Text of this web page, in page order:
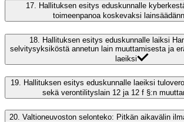
17.
Hallituksen esitys eduskunnalle
toimeenpanoa koskevaksi
18. Hallituksen esitys eduskunnalle laiksi
selvitysyksiköstä annetun lain muuttamisesta ja
laeiksi
19. Hallituksen esitys eduskunnalle laeiksi
sekä verontilityslain 12 ja 12 f §:n
20. Valtioneuvoston selonteko: Pitkän aikavälin